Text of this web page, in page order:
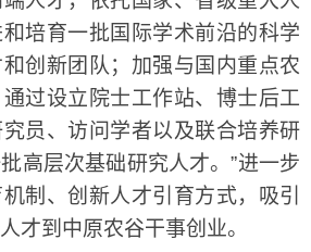
培育一批国际学术前沿的科学
创新团队；加强与国内重点农
过设立院士工作站、博士后工
员、访问学者以及联合培养研
高层次基础研究人才。”进一步
制、创新人才引育方式，吸引
才到中原农谷干事创业。